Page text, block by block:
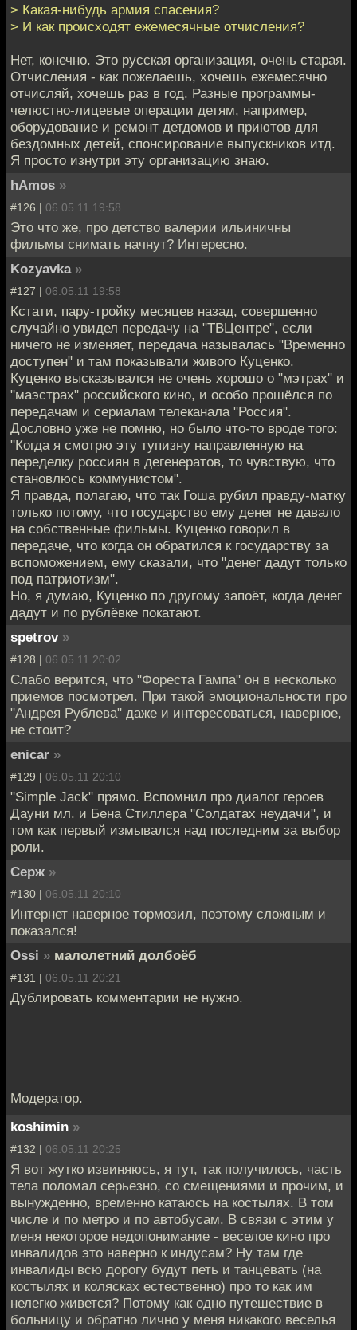
> Какая-нибудь армия спасения?
> И как происходят ежемесячные отчисления?
Нет, конечно. Это русская организация, очень старая.
Отчисления - как пожелаешь, хочешь ежемесячно
отчисляй, хочешь раз в год. Разные программы-
челюстно-лицевые операции детям, например,
оборудование и ремонт детдомов и приютов для
бездомных детей, спонсирование выпускников итд.
Я просто изнутри эту организацию знаю.
hAmos »
#126 | 06.05.11 19:58
Это что же, про детство валерии ильиничны
фильмы снимать начнут? Интересно.
Kozyavka »
#127 | 06.05.11 19:58
Кстати, пару-тройку месяцев назад, совершенно
случайно увидел передачу на "ТВЦентре", если
ничего не изменяет, передача называлась "Временно
доступен" и там показывали живого Куценко.
Куценко высказывался не очень хорошо о "мэтрах" и
"маэстрах" российского кино, и особо прошёлся по
передачам и сериалам телеканала "Россия".
Дословно уже не помню, но было что-то вроде того:
"Когда я смотрю эту тупизну направленную на
переделку россиян в дегенератов, то чувствую, что
становлюсь коммунистом".
Я правда, полагаю, что так Гоша рубил правду-матку
только потому, что государство ему денег не давало
на собственные фильмы. Куценко говорил в
передаче, что когда он обратился к государству за
вспоможением, ему сказали, что "денег дадут только
под патриотизм".
Но, я думаю, Куценко по другому запоёт, когда денег
дадут и по рублёвке покатают.
spetrov »
#128 | 06.05.11 20:02
Слабо верится, что "Фореста Гампа" он в несколько
приемов посмотрел. При такой эмоциональности про
"Андрея Рублева" даже и интересоваться, наверное,
не стоит?
enicar »
#129 | 06.05.11 20:10
"Simple Jack" прямо. Вспомнил про диалог героев
Дауни мл. и Бена Стиллера "Солдатах неудачи", и
том как первый измывался над последним за выбор
роли.
Серж »
#130 | 06.05.11 20:10
Интернет наверное тормозил, поэтому сложным и
показался!
Ossi » малолетний долбоёб
#131 | 06.05.11 20:21
Дублировать комментарии не нужно.
Модератор.
koshimin »
#132 | 06.05.11 20:25
Я вот жутко извиняюсь, я тут, так получилось, часть
тела поломал серьезно, со смещениями и прочим, и
вынужденно, временно катаюсь на костылях. В том
числе и по метро и по автобусам. В связи с этим у
меня некоторое недопонимание - веселое кино про
инвалидов это наверно к индусам? Ну там где
инвалиды всю дорогу будут петь и танцевать (на
костылях и колясках естественно) про то как им
нелегко живется? Потому как одно путешествие в
больницу и обратно лично у меня никакого веселья